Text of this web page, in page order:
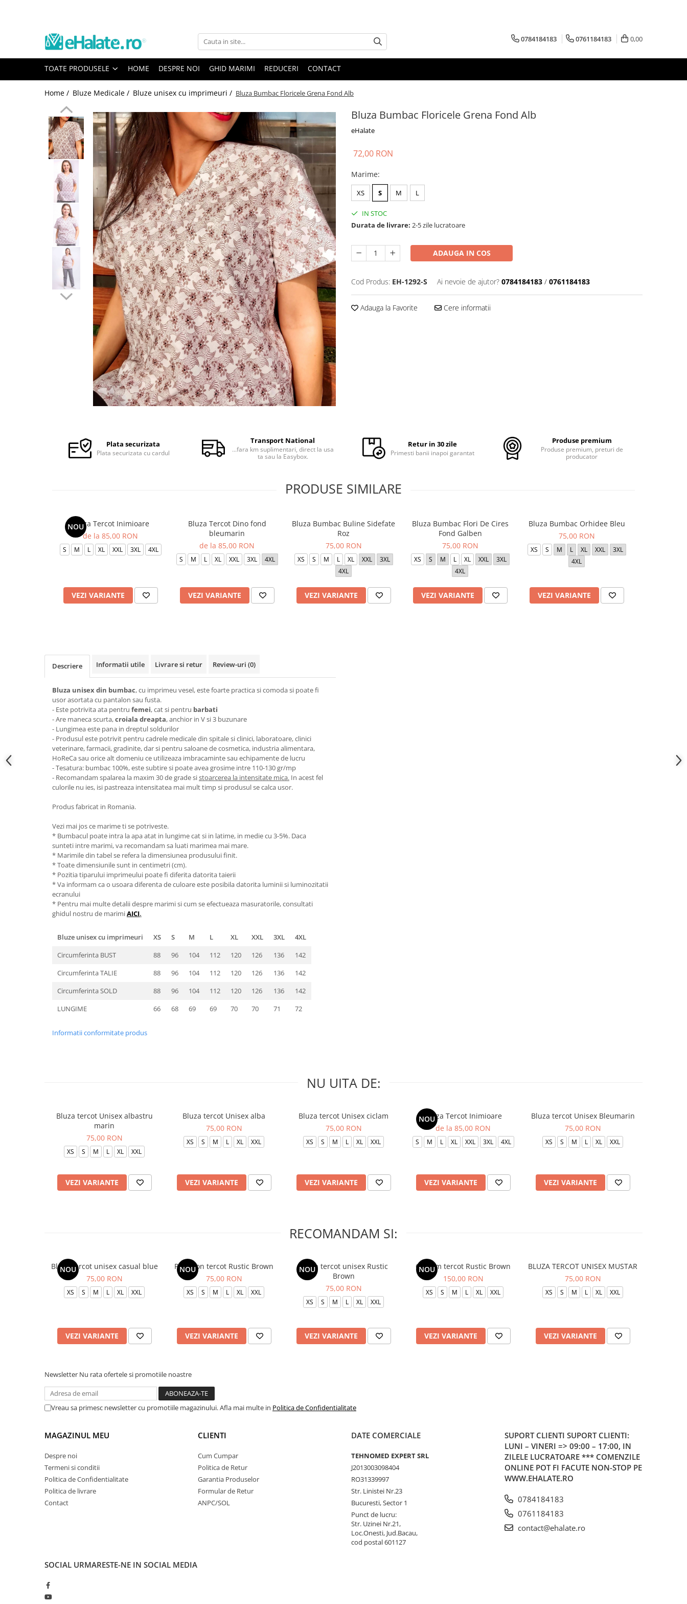
Toate Produsele
Bluze Unisex
Bluze Medicale
Bluze unisex cu imprimeuri
Bluze medicale uni
Halate medicale
Halate medicale femei
Halate medicale barbati
Halate medicale P2 cu fluturas
Halate medicale cu nasturi
Halate medicale cu fermoar
Halate medicale polar - unisex
Tricouri de lucru
Saboti medicali
0784184183 0761184183 0,00
TOATE PRODUSELE HOME DESPRE NOI GHID MARIMI REDUCERI CONTACT
Home / Bluze Medicale / Bluze unisex cu imprimeuri / Bluza Bumbac Floricele Grena Fond Alb
Bluza Bumbac Floricele Grena Fond Alb
eHalate
Facebook
72,00 RON
Marime:
XS S M L
IN STOC
Durata de livrare: 2-5 zile lucratoare
ADAUGA IN COS
Cod Produs: EH-1292-S Ai nevoie de ajutor? 0784184183 / 0761184183
Adauga la Favorite Cere informatii
Plata securizata
Plata securizata cu cardul
Transport National
...fara km suplimentari, direct la usa
ta sau la Easybox.
Retur in 30 zile
Primesti banii inapoi garantat
Produse premium
Produse premium, preturi de
producator
PRODUSE SIMILARE
NOU
Bluza Tercot Inimioare
de la 85,00 RON
S M L XL XXL 3XL 4XL
VEZI VARIANTE
Bluza Tercot Dino fond
bleumarin
de la 85,00 RON
S M L XL XXL 3XL 4XL
VEZI VARIANTE
Bluza Bumbac Buline Sidefate
Roz
75,00 RON
XS S M L XL XXL
3XL
4XL
VEZI VARIANTE
Bluza Bumbac Flori De Cires
Fond Galben
75,00 RON
XS S M L XL XXL
3XL
4XL
VEZI VARIANTE
Bluza Bumbac Orhidee Bleu
75,00 RON
XS S M L XL XXL
3XL
4XL
VEZI VARIANTE
Descriere Informatii utile Livrare si retur Review-uri (0)
Bluza unisex din bumbac, cu imprimeu vesel, este foarte practica si comoda si poate fi
usor asortata cu pantalon sau fusta.
- Este potrivita ata pentru femei, cat si pentru barbati
- Are maneca scurta,croiala dreapta, anchior in V si 3 buzunare
- Lungimea este pana in dreptul soldurilor
- Produsul este potrivit pentru cadrele medicale din spitale si clinici, laboratoare, clinici
veterinare, farmacii, gradinite, dar si pentru saloane de cosmetica, industria alimentara,
HoReCa sau orice alt domeniu ce utilizeaza imbracaminte sau echipamente de lucru
- Tesatura: bumbac 100%, este subtire si poate avea grosime intre 110-130 gr/mp
- Recomandam spalarea la maxim 30 de grade sistoarcerea la intensitate mica. In acest fel
culorile nu ies, isi pastreaza intensitatea mai mult timp si produsul se calca usor.
Produs fabricat in Romania.
Vezi mai jos ce marime ti se potriveste.
* Bumbacul poate intra la apa atat in lungime cat si in latime, in medie cu 3-5%. Daca
sunteti intre marimi, va recomandam sa luati marimea mai mare.
* Marimile din tabel se refera la dimensiunea produsului finit.
* Toate dimensiunile sunt in centimetri (cm).
* Pozitia tiparului imprimeului poate fi diferita datorita taierii
* Va informam ca o usoara diferenta de culoare este posibila datorita luminii si luminozitatii
ecranului
* Pentru mai multe detalii despre marimi si cum se efectueaza masuratorile, consultati
ghidul nostru de marimiAICI.
Bluze unisex cu imprimeuri XS S M L XL XXL 3XL
4XL
Circumferinta BUST
88 96 104 112 120 126 136
142
Circumferinta TALIE
88 96 104 112 120 126 136
142
Circumferinta SOLD
88 96 104 112 120 126 136
142
LUNGIME
66 68 69 69 70 70 71 72
Informatii conformitate produs
NU UITA DE:
Bluza tercot Unisex albastru
marin
75,00 RON
XS S M L XL XXL
VEZI VARIANTE
Bluza tercot Unisex alba
75,00 RON
XS S M L XL XXL
VEZI VARIANTE
Bluza tercot Unisex ciclam
75,00 RON
XS S M L XL XXL
VEZI VARIANTE
NOU
Bluza Tercot Inimioare
de la 85,00 RON
S M L XL XXL 3XL 4XL
VEZI VARIANTE
Bluza tercot Unisex Bleumarin
75,00 RON
XS S M L XL XXL
VEZI VARIANTE
RECOMANDAM SI:
NOU
Bluza tercot unisex casual blue
75,00 RON
XS S M L XL XXL
VEZI VARIANTE
NOU
Pantalon tercot Rustic Brown
75,00 RON
XS S M L XL XXL
VEZI VARIANTE
NOU
Bluza tercot unisex Rustic
Brown
75,00 RON
XS S M L XL XXL
VEZI VARIANTE
NOU
Costum tercot Rustic Brown
150,00 RON
XS S M L XL XXL
VEZI VARIANTE
BLUZA TERCOT UNISEX MUSTAR
75,00 RON
XS S M L XL XXL
VEZI VARIANTE
Newsletter Nu rata ofertele si promotiile noastre
Vreau sa primesc newsletter cu promotiile magazinului. Afla mai multe in Politica de Confidentialitate
MAGAZINUL MEU
Despre noi
Termeni si conditii
Politica de Confidentialitate
Politica de livrare
Contact
CLIENTI
Cum Cumpar
Politica de Retur
Garantia Produselor
Formular de Retur
ANPC/SOL
DATE COMERCIALE
TEHNOMED EXPERT SRL
J2013003098404
RO31339997
Str. Linistei Nr.23
Bucuresti, Sector 1
Punct de lucru:
Str. Uzinei Nr.21,
Loc.Onesti, Jud.Bacau,
cod postal 601127
SUPORT CLIENTI SUPORT CLIENTI:
LUNI – VINERI => 09:00 – 17:00, IN
ZILELE LUCRATOARE *** COMENZILE
ONLINE POT FI FACUTE NON-STOP PE
WWW.EHALATE.RO
0784184183
0761184183
contact@ehalate.ro
SOCIAL URMARESTE-NE IN SOCIAL MEDIA